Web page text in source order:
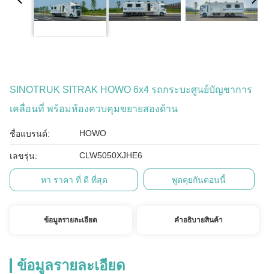
SINOTRUK SITRAK HOWO 6x4 รถกระบะศูนย์บัญชาการ
เคลื่อนที่ พร้อมห้องควบคุมขยายสองด้าน
ชื่อแบรนด์: HOWO
เลขรุ่น: CLW5050XJHE6
หา ราคา ที่ ดี ที่สุด พูดคุยกันตอนนี้
ข้อมูลรายละเอียด คําอธิบายสินค้า
ข้อมูลรายละเอียด